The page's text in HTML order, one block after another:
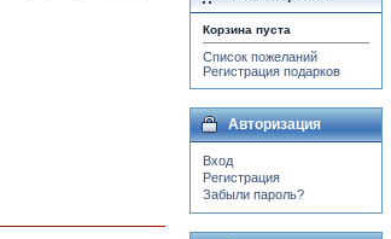
Корзина пуста
Список пожеланий
Регистрация подарков
Авторизация
Вход
Регистрация
Забыли пароль?